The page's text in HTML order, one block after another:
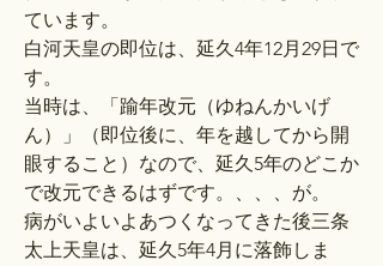
ています。
白河天皇の即位は、延久4年12月29日で
す。
当時は、「踰年改元（ゆねんかいげ
ん）」（即位後に、年を越してから開
眼すること）なので、延久5年のどこか
で改元できるはずです。、、、が。
病がいよいよあつくなってきた後三条
太上天皇は、延久5年4月に落飾しま